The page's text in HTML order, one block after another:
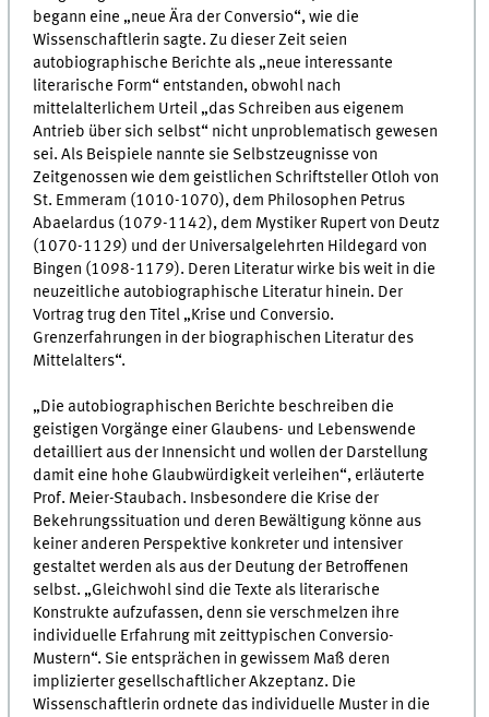
begann eine „neue Ära der Conversio“, wie die
Wissenschaftlerin sagte. Zu dieser Zeit seien
autobiographische Berichte als „neue interessante
literarische Form“ entstanden, obwohl nach
mittelalterlichem Urteil „das Schreiben aus eigenem
Antrieb über sich selbst“ nicht unproblematisch gewesen
sei. Als Beispiele nannte sie Selbstzeugnisse von
Zeitgenossen wie dem geistlichen Schriftsteller Otloh von
St. Emmeram (1010-1070), dem Philosophen Petrus
Abaelardus (1079-1142), dem Mystiker Rupert von Deutz
(1070-1129) und der Universalgelehrten Hildegard von
Bingen (1098-1179). Deren Literatur wirke bis weit in die
neuzeitliche autobiographische Literatur hinein. Der
Vortrag trug den Titel „Krise und Conversio.
Grenzerfahrungen in der biographischen Literatur des
Mittelalters“.
„Die autobiographischen Berichte beschreiben die
geistigen Vorgänge einer Glaubens- und Lebenswende
detailliert aus der Innensicht und wollen der Darstellung
damit eine hohe Glaubwürdigkeit verleihen“, erläuterte
Prof. Meier-Staubach. Insbesondere die Krise der
Bekehrungssituation und deren Bewältigung könne aus
keiner anderen Perspektive konkreter und intensiver
gestaltet werden als aus der Deutung der Betroffenen
selbst. „Gleichwohl sind die Texte als literarische
Konstrukte aufzufassen, denn sie verschmelzen ihre
individuelle Erfahrung mit zeittypischen Conversio-
Mustern“. Sie entsprächen in gewissem Maß deren
implizierter gesellschaftlicher Akzeptanz. Die
Wissenschaftlerin ordnete das individuelle Muster in die